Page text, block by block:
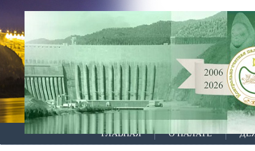
ГЛАВНАЯ О ПАЛАТЕ